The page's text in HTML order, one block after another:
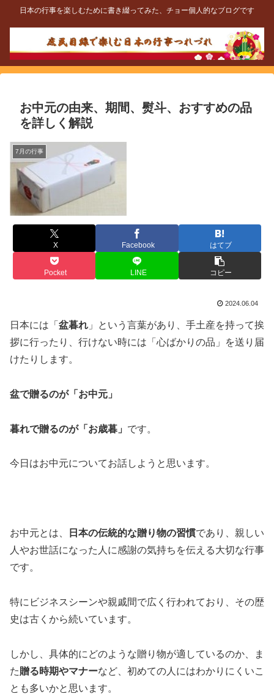
日本の行事を楽しむために書き綴ってみた、チョー個人的なブログです
お中元の由来、期間、熨斗、おすすめの品
を詳しく解説
7月の行事
X Facebook はてブ
Pocket LINE コピー
2024.06.04
日本には「 盆暮れ 」という言葉があり、手土産を持って挨
拶に行ったり、行けない時には「心ばかりの品」を送り届
けたりします。
盆で贈るのが「お中元」
暮れで贈るのが「お歳暮」 です。
今日はお中元についてお話しようと思います。
お中元とは、 日本の伝統的な贈り物の習慣であり、親しい
人やお世話になった人に感謝の気持ちを伝える大切な行事
です。
特にビジネスシーンや親戚間で広く行われており、その歴
史は古くから続いています。
しかし、具体的にどのような贈り物が適しているのか、ま
た贈る時期やマナーなど、初めての人にはわかりにくいこ
とも多いかと思います。